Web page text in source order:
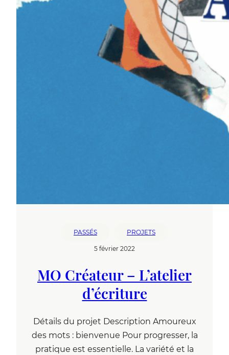
PASSÉS PROJETS
5 février 2022
MO Créateur – L’atelier
d’écriture
Détails du projet Description Amoureux
des mots : bienvenue Pour progresser, la
pratique est essentielle. La variété et la